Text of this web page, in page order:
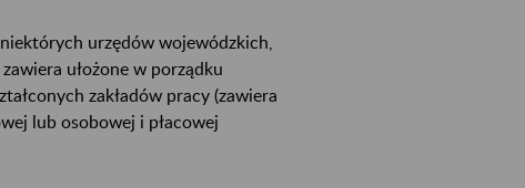
urzędów wojewódzkich,
ułożone w porządku
zakładów pracy (zawiera
lub osobowej i płacowej